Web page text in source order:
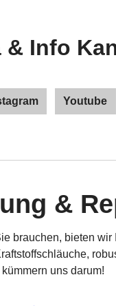
& Info
Youtube
&
brauchen, bieten
uns darum!